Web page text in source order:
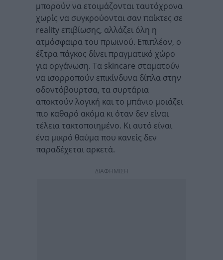
μπορούν να ετοιμάζονται ταυτόχρονα
χωρίς να συγκρούονται σαν παίκτες σε
reality επιβίωσης, αλλάζει όλη η
ατμόσφαιρα του πρωινού. Επιπλέον, ο
έξτρα πάγκος δίνει πραγματικό χώρο
για οργάνωση. Τα skincare σταματούν
να ισορροπούν επικίνδυνα δίπλα στην
οδοντόβουρτσα, τα συρτάρια
αποκτούν λογική και το μπάνιο μοιάζει
πιο καθαρό ακόμα κι όταν δεν είναι
τέλεια τακτοποιημένο. Κι αυτό είναι
ένα μικρό θαύμα που κανείς δεν
παραδέχεται αρκετά.
ΔΙΑΦΗΜΙΣΗ